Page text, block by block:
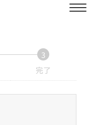
3
完了